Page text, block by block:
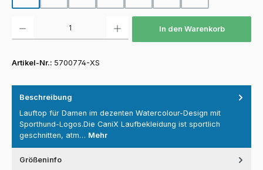
In den Warenkorb
Artikel-Nr.: 5700774-XS
Beschreibung
Lauftop für Damen im dezenten Watercolour-Design mit
Sporthund-Logos.Die CaniX Laufbekleidung ist sportlich
geschnitten, atm… Mehr
Größeninfo